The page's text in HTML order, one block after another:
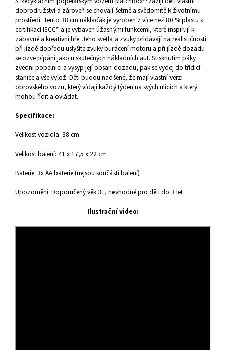
dobrodružství a zároveň se chovají šetrně a svědomitě k životnímu
prostředí. Tento 38 cm náklaďák je vyroben z více než 80 % plastu s
certifikací ISCC* a je vybaven úžasnými funkcemi, které inspirují k
zábavné a kreativní hře. Jeho světla a zvuky přidávají na realističnosti:
při jízdě dopředu uslyšíte zvuky burácení motoru a při jízdě dozadu
se ozve pípání jako u skutečných nákladních aut. Stisknutím páky
zvedni popelnici a vysyp její obsah dozadu, pak se vydej do třídicí
stanice a vše vylož. Děti budou nadšené, že mají vlastní verzi
obrovského vozu, který vídají každý týden na svých ulicích a který
mohou řídit a ovládat.
Specifikace:
Velikost vozidla: 38 cm
Velikost balení: 41 x 17,5 x 22 cm
Baterie: 3x AA baterie (nejsou součástí balení)
Upozornění: Doporučený věk 3+, nevhodné pro děti do 3 let
Ilustrační video: